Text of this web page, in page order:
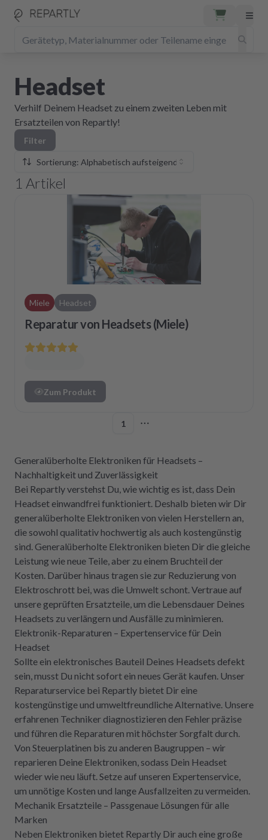
Headset
Verhilf Deinem Headset zu einem zweiten Leben mit
Ersatzteilen von Repartly!
Filter
Sortierung: Alphabetisch aufsteigend
1 Artikel
Miele Headset
Reparatur von Headsets (Miele)
Zum Produkt
1
Generalüberholte Elektroniken für Headsets –
Nachhaltigkeit und Zuverlässigkeit
Bei Repartly verstehst Du, wie wichtig es ist, dass Dein
Headset einwandfrei funktioniert. Deshalb bieten wir Dir
generalüberholte Elektroniken von vielen Herstellern an,
die sowohl qualitativ hochwertig als auch kostengünstig
sind. Generalüberholte Elektroniken bieten Dir die gleiche
Leistung wie neue Teile, aber zu einem Bruchteil der
Kosten. Darüber hinaus tragen sie zur Reduzierung von
Elektroschrott bei, was die Umwelt schont. Vertraue auf
unsere geprüften Ersatzteile, um die Lebensdauer Deines
Headsets zu verlängern und Ausfälle zu minimieren.
Elektronik-Reparaturen – Expertenservice für Dein
Headset
Sollte ein elektronisches Bauteil Deines Headsets defekt
sein, musst Du nicht sofort ein neues Gerät kaufen. Unser
Reparaturservice bei Repartly bietet Dir eine
kostengünstige und umweltfreundliche Alternative. Unsere
erfahrenen Techniker diagnostizieren den Fehler präzise
und führen die Reparaturen mit höchster Sorgfalt durch.
Von Steuerplatinen bis zu anderen Baugruppen – wir
reparieren Deine Elektroniken, sodass Dein Headset
wieder wie neu läuft. Setze auf unseren Expertenservice,
um unnötige Kosten und lange Ausfallzeiten zu vermeiden.
Mechanik Ersatzteile – Passgenaue Lösungen für alle
Marken
Neben Elektroniken bietet Repartly Dir auch eine große